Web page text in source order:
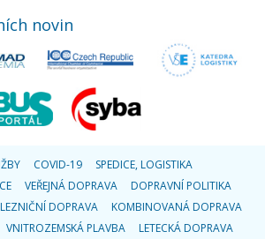
novin
COVID-19
SPEDICE, LOGISTIKA
VEŘEJNÁ DOPRAVA
DOPRAVNÍ POLITIKA
DOPRAVA
KOMBINOVANÁ DOPRAVA
VNITROZEMSKÁ PLAVBA LETECKÁ DOPRAVA